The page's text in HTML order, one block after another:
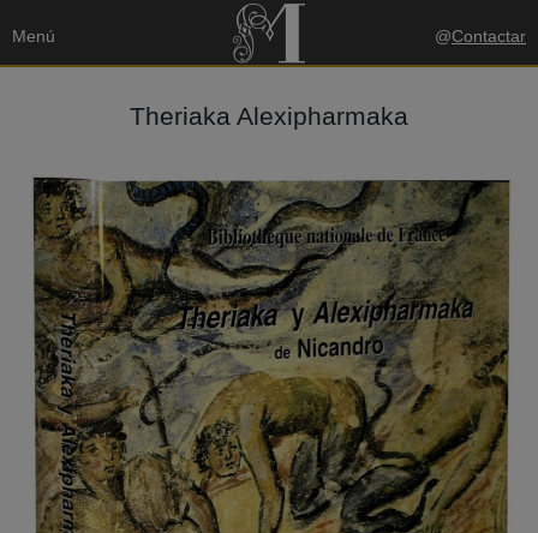
Menú @Contactar
Theriaka Alexipharmaka